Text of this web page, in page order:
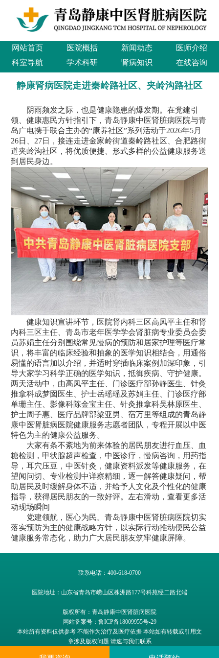
网站首页 医院概括 新闻动态
医师介绍
科室导航
学术科研 肾病知识 在线咨询
静康肾病医院走进秦岭路社区、夹岭沟路社区
阴雨频发之际，也是健康隐患的爆发期。在党建引
领、健康惠民方针指引下，青岛静康中医肾脏病医院与青
岛广电携手联合主办的“康养社区”系列活动于2026年5月
26日、27日，接连走进金家岭街道秦岭路社区、合肥路街
道夹岭沟社区，将优质便捷、形式多样的公益健康服务送
到居民身边。
健康知识宣讲环节，医院肾内科三区高凤平主任和肾
内科三区主任、青岛市老年医学学会肾脏病专业委员会委
员苏娟主任分别围绕常见慢病的预防和居家护理等医疗常
识，将丰富的临床经验和抽象的医学知识相结合，用通俗
易懂的语言加以介绍，并适时穿插临床案例加深印象，引
导大家学习科学正确的医学知识，抵御疾病、守护健康。
两天活动中，由高凤平主任、门诊医疗部孙静医生、针灸
推拿科成梦囡医生、护士岳瑶瑶及苏娟主任、门诊医疗部
单珊主任、影像科陈金宝主任、针灸推拿科吴林原医生、
护士周子惠、医疗品牌部梁亚男、宿万里等组成的青岛静
康中医肾脏病医院健康服务志愿者团队，专程开展以中医
特色为主的健康公益服务。
大家有条不紊地为前来体验的居民朋友进行血压、血
糖检测，甲状腺超声检查，中医诊疗，慢病咨询，用药指
导，耳穴压豆，中医针灸，健康资料派发等健康服务，在
望闻问切、专业检测中详察精细，逐一解答健康疑问，帮
助居民及时缓解身体不适，并给予人文化及个性化的健康
指导，获得居民朋友的一致好评。左右滑动，查看更多活
动现场瞬间
党建领航，医心为民。青岛静康中医肾脏病医院切实
落实预防为主的健康战略方针，以实际行动推动便民公益
健康服务常态化，助力广大居民朋友筑牢健康屏障。
联系电话：400-618-0700
医院地址：山东省青岛市崂山区株洲路177号科苑经二路北端
版权所有：青岛静康中医肾脏病医院
网站备案号：鲁ICP备18009955号-29
本站所有资料仅供参考 不能作为治疗及医疗依据 本站如有转载或引用文
章涉及版权问题 请速与我们联系